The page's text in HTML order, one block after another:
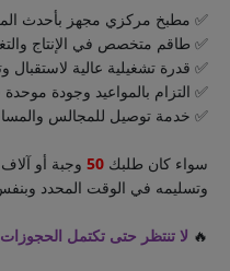
✅ مطبخ مركزي مجهز بأحدث
✅ طاقم متخصص في الإنتاج
✅ قدرة تشغيلية عالية لاستقبال
✅ التزام بالمواعيد وجودة
✅ خدمة توصيل للمجالس
سواء كان طلبك 50 وجبة أو
وتسليمه في الوقت المحدد وبنفس
🔥 لا تنتظر حتى تكتمل الحجوزات